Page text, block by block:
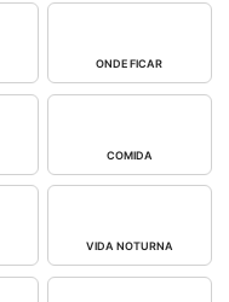
ONDE FICAR
COMIDA
VIDA NOTURNA